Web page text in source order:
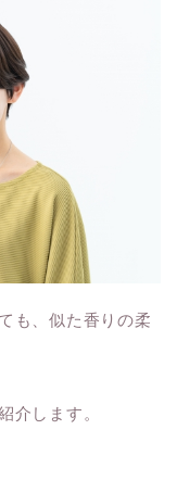
も、似た香りの柔
介します。